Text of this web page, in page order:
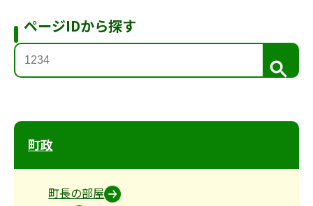
ページIDから探す
検
索
町政
町長の部屋